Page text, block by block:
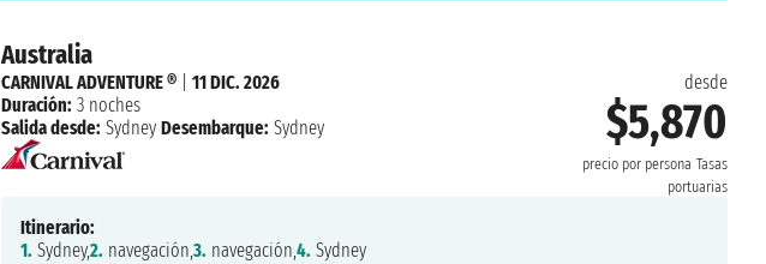
Australia
desde
$5,870
precio por persona Tasas
portuarias
CARNIVAL ADVENTURE ® |11 DIC. 2026
Duración: 3 noches
Salida desde: Sydney Desembarque: Sydney
Itinerario:
1. Sydney,2. navegación,3. navegación,4. Sydney